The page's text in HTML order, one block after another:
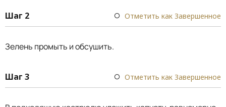
Шаг 2 Отметить как Завершенное
Зелень промыть и обсушить.
Шаг 3 Отметить как Завершенное